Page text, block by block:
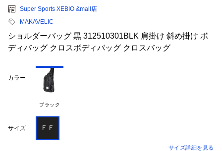
Super Sports XEBIO &mall店
MAKAVELIC
ショルダーバッグ 黒 312510301BLK 肩掛け 斜め掛け ボ
ディバッグ クロスボディバッグ クロスバッグ
カラー
ブラック
サイズ ＦＦ
サイズ詳細を見る